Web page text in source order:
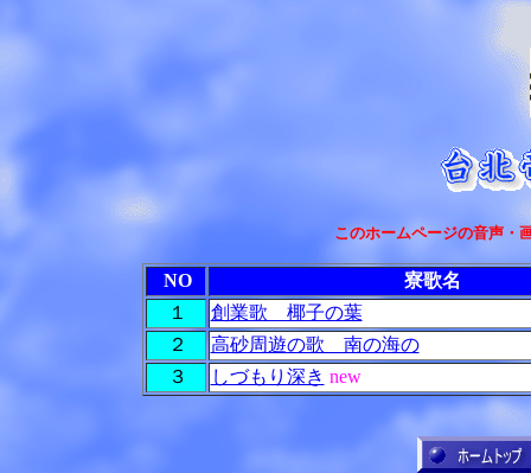
このホームページの音声・
NO
寮歌名
１
創業歌 椰子の葉
２
高砂周遊の歌 南の海の
３
しづもり深き new